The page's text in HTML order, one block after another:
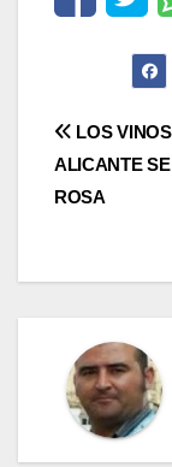
de
LOS
ALICANTE
ROSA